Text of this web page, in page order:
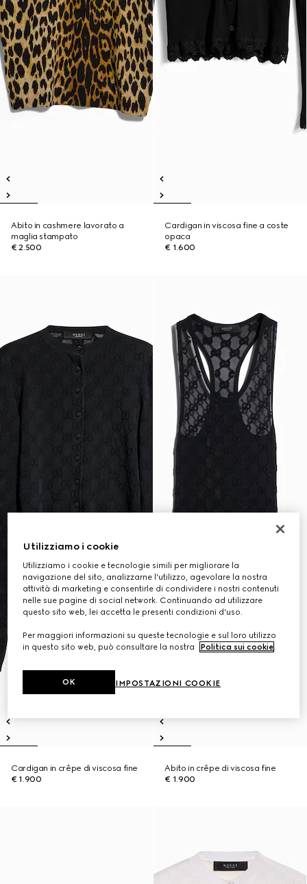
Abito in cashmere lavorato a
maglia stampato
€ 2.500
Cardigan in viscosa fine a coste
opaca
€ 1.600
Cardigan in crêpe di viscosa fine
€ 1.900
Abito in crêpe di viscosa fine
€ 1.900
Utilizziamo i cookie
Utilizziamo i cookie e tecnologie simili per migliorare la
navigazione del sito, analizzarne l'utilizzo, agevolare la nostra
attività di marketing e consentirle di condividere i nostri contenuti
nelle sue pagine di social network. Continuando ad utilizzare
questo sito web, lei accetta le presenti condizioni d'uso.
Per maggiori informazioni su queste tecnologie e sul loro utilizzo
in questo sito web, può consultare la nostra
Politica sui cookie.
IMPOSTAZIONI COOKIE
OK